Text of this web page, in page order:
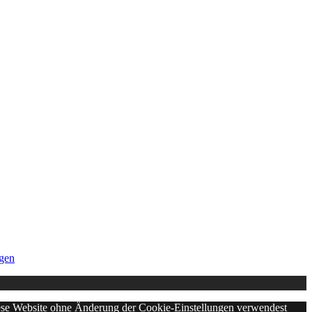
Website ohne Änderung der Cookie-Einstellungen verwendest